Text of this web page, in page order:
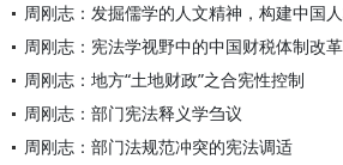
周刚志：发掘儒学的人文精神，构建中国
周刚志：宪法学视野中的中国财税体制改革
周刚志：地方“土地财政”之合宪性控制
周刚志：部门宪法释义学刍议
周刚志：部门法规范冲突的宪法调适